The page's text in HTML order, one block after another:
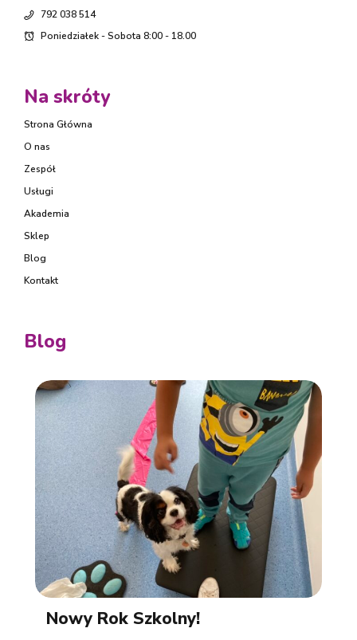
792 038 514
Poniedziałek - Sobota 8:00 - 18.00
Na skróty
Strona Główna
O nas
Zespół
Usługi
Akademia
Sklep
Blog
Kontakt
Blog
Nowy Rok Szkolny!